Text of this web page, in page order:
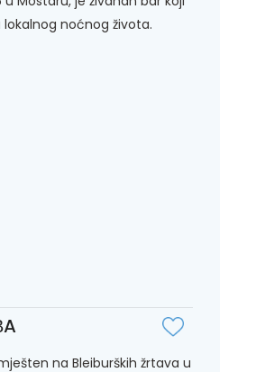
noćnog života.
na Bleiburških žrtava u